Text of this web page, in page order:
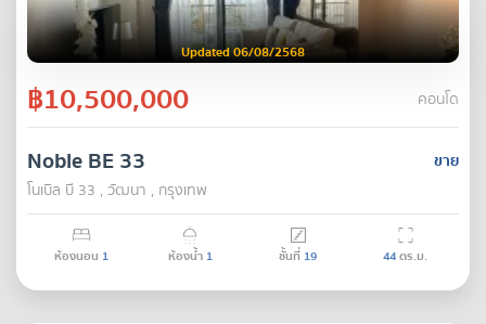
Updated 06/08/2568
฿10,500,000 คอนโด
ขาย
Noble BE 33
โนเบิล บี 33 , วัฒนา , กรุงเทพ
ห้องนอน 1 ห้องน้ำ 1 ชั้นที่ 19 44ตร.ม.